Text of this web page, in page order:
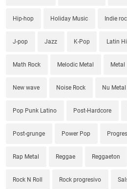
Hip-hop Holiday Music Indie
J-pop Jazz K-Pop Latin
Math Rock Melodic Metal Metal
New wave Noise Rock Nu Metal
Pop Punk Latino Post-Hardcore
Post-grunge Power Pop
Rap Metal Reggae Reggaeton
Rock N Roll Rock progresivo